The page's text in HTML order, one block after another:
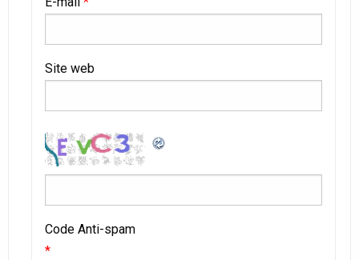
Site web
Code Anti-spam
*